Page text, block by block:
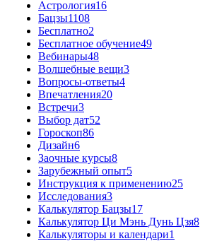
Астрология16
Бацзы1108
Бесплатно2
Бесплатное обучение49
Вебинары48
Волшебные вещи3
Вопросы-ответы4
Впечатления20
Встречи3
Выбор дат52
Гороскоп86
Дизайн6
Заочные курсы8
Зарубежный опыт5
Инструкция к применению25
Исследования3
Калькулятор Бацзы17
Калькулятор Ци Мэнь Дунь Цзя8
Калькуляторы и календари1